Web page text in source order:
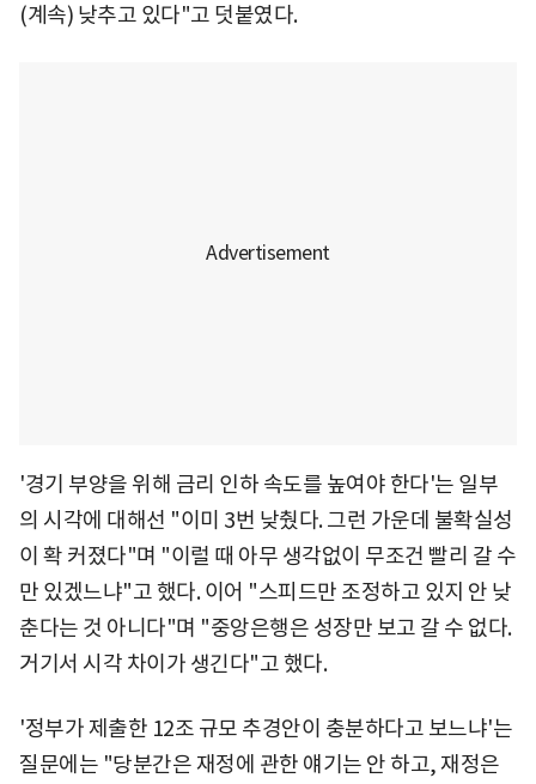
(계속) 낮추고 있다"고 덧붙였다.
'경기 부양을 위해 금리 인하 속도를 높여야 한다'는 일부
의 시각에 대해선 "이미 3번 낮췄다. 그런 가운데 불확실성
이 확 커졌다"며 "이럴 때 아무 생각없이 무조건 빨리 갈 수
만 있겠느냐"고 했다. 이어 "스피드만 조정하고 있지 안 낮
춘다는 것 아니다"며 "중앙은행은 성장만 보고 갈 수 없다.
거기서 시각 차이가 생긴다"고 했다.
'정부가 제출한 12조 규모 추경안이 충분하다고 보느냐'는
질문에는 "당분간은 재정에 관한 얘기는 안 하고, 재정은